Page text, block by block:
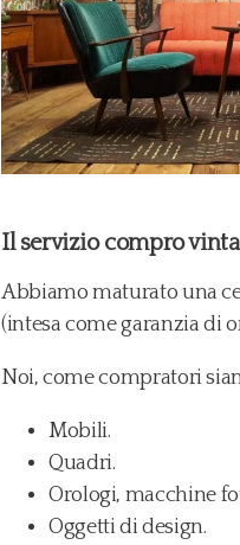
Il servizio compro
Abbiamo maturato una
(intesa come garanzia di
Noi, come compratori
Mobili.
Quadri.
Orologi, macchine
Oggetti di design.